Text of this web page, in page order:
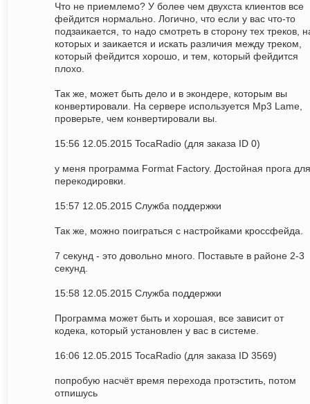
Что не приемлемо? У более чем двухста клиентов все
фейдится нормально. Логично, что если у вас что-то
подзаикается, то надо смотреть в сторону тех треков,
которых и заикается и искать различия между треком,
который фейдится хорошо, и тем, который фейдится
плохо.
Так же, может быть дело и в экондере, которым вы
конвертировали. На сервере используется Mp3 Lame,
проверьте, чем конвертировали вы.
15:56 12.05.2015 TocaRadio (для заказа ID 0)
у меня программа Format Factory. Достойная прога для
перекодировки.
15:57 12.05.2015 Служба поддержки
Так же, можно поиграться с настройками кроссфейда.
7 секунд - это довольно много. Поставьте в районе 2-3
секунд.
15:58 12.05.2015 Служба поддержки
Программа может быть и хорошая, все зависит от
кодека, который установлен у вас в системе.
16:06 12.05.2015 TocaRadio (для заказа ID 3569)
попробую насчёт время перехода протэстить, потом
отпишусь